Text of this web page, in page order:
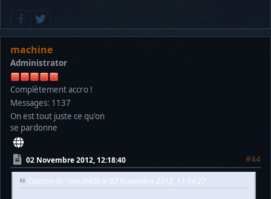
machine
Administrator
Complètement accro !
Messages: 1137
On est tout juste ce qu'on
se pardonne
02 Novembre 2012, 12:18:40 #44
Citation de: roms0406 le 02 Novembre 2012, 11:14:27